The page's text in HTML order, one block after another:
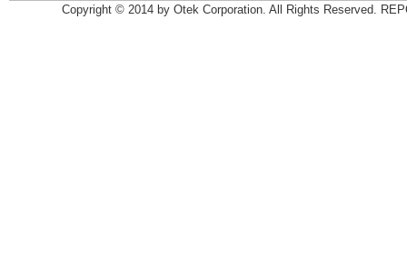
Copyright © 2014 by Otek Corporation. All Rights Reserved.